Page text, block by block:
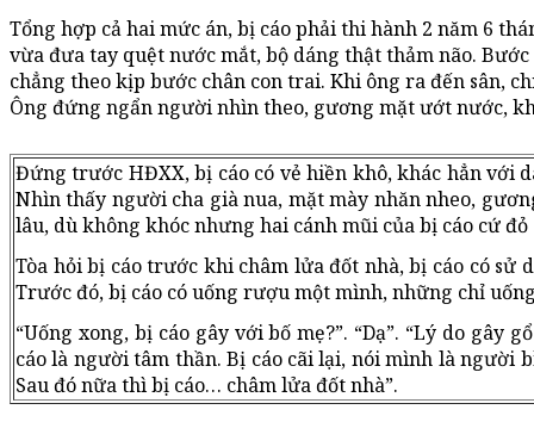
Tổng hợp cả hai mức án, bị cáo phải thi hành 2 năm 6
vừa đưa tay quệt nước mắt, bộ dáng thật thảm não.
chẳng theo kịp bước chân con trai. Khi ông ra đến sân,
Ông đứng ngẩn người nhìn theo, gương mặt ướt nước,
Đứng trước HĐXX, bị cáo có vẻ hiền khô, khác hẳn với
Nhìn thấy người cha già nua, mặt mày nhăn nheo,
lâu, dù không khóc nhưng hai cánh mũi của bị cáo cứ
Tòa hỏi bị cáo trước khi châm lửa đốt nhà, bị cáo có sử
Trước đó, bị cáo có uống rượu một mình, những chỉ
“Uống xong, bị cáo gây với bố mẹ?”. “Dạ”. “Lý do gây
cáo là người tâm thần. Bị cáo cãi lại, nói mình là người
Sau đó nữa thì bị cáo… châm lửa đốt nhà”.